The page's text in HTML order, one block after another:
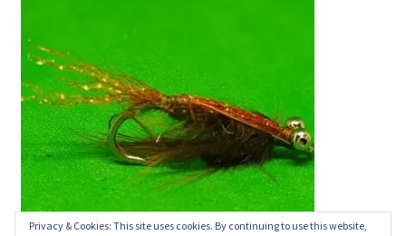
Privacy & Cookies: This site uses cookies. By continuing to use this website,